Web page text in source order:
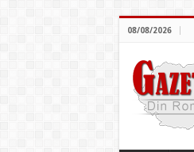
08/08/2026